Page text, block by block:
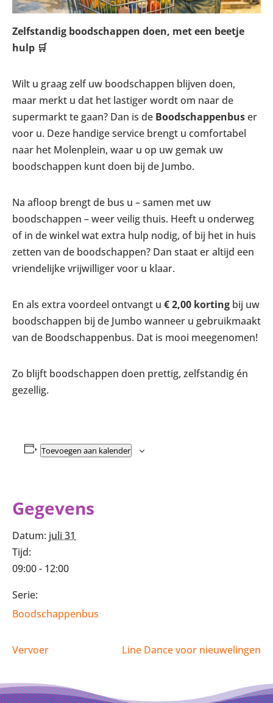
Zelfstandig boodschappen doen, met een beetje
hulp 🛒
Wilt u graag zelf uw boodschappen blijven doen,
maar merkt u dat het lastiger wordt om naar de
supermarkt te gaan? Dan is de Boodschappenbuser
voor u. Deze handige service brengt u comfortabel
naar het Molenplein, waar u op uw gemak uw
boodschappen kunt doen bij de Jumbo.
Na afloop brengt de bus u – samen met uw
boodschappen – weer veilig thuis. Heeft u onderweg
of in de winkel wat extra hulp nodig, of bij het in huis
zetten van de boodschappen? Dan staat er altijd een
vriendelijke vrijwilliger voor u klaar.
En als extra voordeel ontvangt u € 2,00 korting bij uw
boodschappen bij de Jumbo wanneer u gebruikmaakt
van de Boodschappenbus. Dat is mooi meegenomen!
Zo blijft boodschappen doen prettig, zelfstandig én
gezellig.
Toevoegen aan kalender
Gegevens
Datum: juli 31
Tijd:
09:00 - 12:00
Serie:
Boodschappenbus
Vervoer Line Dance voor nieuwelingen